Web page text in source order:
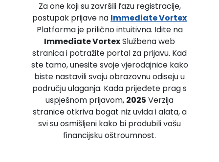
Za one koji su završili fazu registracije,
postupak prijave na Immediate Vortex
Platforma je prilično intuitivna. Idite na
Immediate VortexSlužbena web
stranica i potražite portal za prijavu. Kad
ste tamo, unesite svoje vjerodajnice kako
biste nastavili svoju obrazovnu odiseju u
području ulaganja. Kada prijeđete prag s
uspješnom prijavom, 2025 Verzija
stranice otkriva bogat niz uvida i alata, a
svi su osmišljeni kako bi produbili vašu
financijsku oštroumnost.